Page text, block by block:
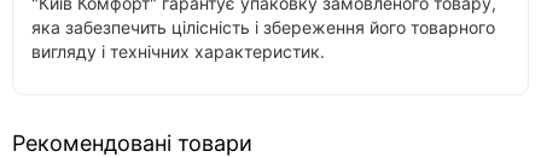
яка забезпечить цілісність і збереження його товарного
вигляду і технічних характеристик.
Рекомендовані товари